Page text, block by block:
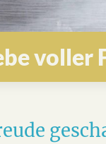
voller